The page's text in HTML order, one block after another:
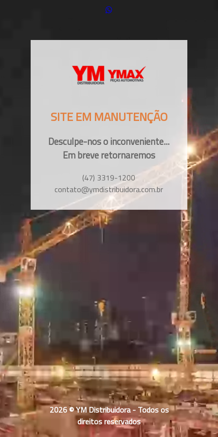
SITE EM MANUTENÇÃO
Desculpe-nos o inconveniente...
Em breve retornaremos
(47) 3319-1200
contato@ymdistribuidora.com.br
2026 © YM Distribuidora - Todos os
direitos reservados